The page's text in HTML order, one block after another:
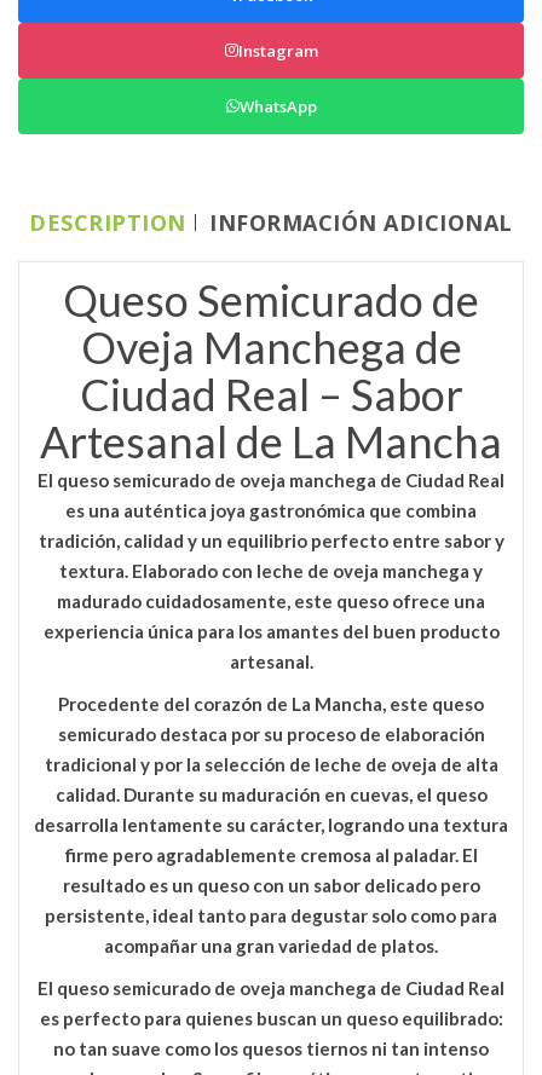
Instagram
WhatsApp
DESCRIPTION INFORMACIÓN ADICIONAL
Queso Semicurado de
Oveja Manchega de
Ciudad Real – Sabor
Artesanal de La Mancha
El queso semicurado de oveja manchega de Ciudad Real
es una auténtica joya gastronómica que combina
tradición, calidad y un equilibrio perfecto entre sabor y
textura. Elaborado con leche de oveja manchega y
madurado cuidadosamente, este queso ofrece una
experiencia única para los amantes del buen producto
artesanal.
Procedente del corazón de La Mancha, este queso
semicurado destaca por su proceso de elaboración
tradicional y por la selección de leche de oveja de alta
calidad. Durante su maduración en cuevas, el queso
desarrolla lentamente su carácter, logrando una textura
firme pero agradablemente cremosa al paladar. El
resultado es un queso con un sabor delicado pero
persistente, ideal tanto para degustar solo como para
acompañar una gran variedad de platos.
El queso semicurado de oveja manchega de Ciudad Real
es perfecto para quienes buscan un queso equilibrado:
no tan suave como los quesos tiernos ni tan intenso